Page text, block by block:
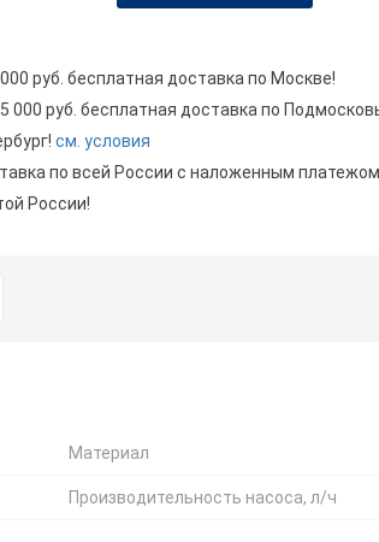
руб. бесплатная доставка по Москве!
000 руб. бесплатная доставка по
см. условия
по всей России с наложенным
России!
Материал
Производительность насоса, л/ч